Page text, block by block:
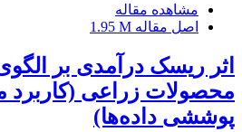
مشاهده مقاله
اصل مقاله 1.95 M
اثر ریسک درآمدی بر
محصولات زراعی (کاربرد
پوششی داده‌ها)